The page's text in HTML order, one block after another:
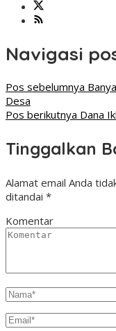
Navigasi
Pos sebelumnya
Desa
Pos berikutnya Dana
Tinggalkan
Alamat email Anda
ditandai *
Komentar